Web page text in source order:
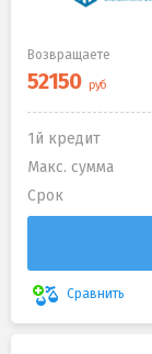
Возвращаете
1й кредит
Макс. сумма
Срок
Сравнить